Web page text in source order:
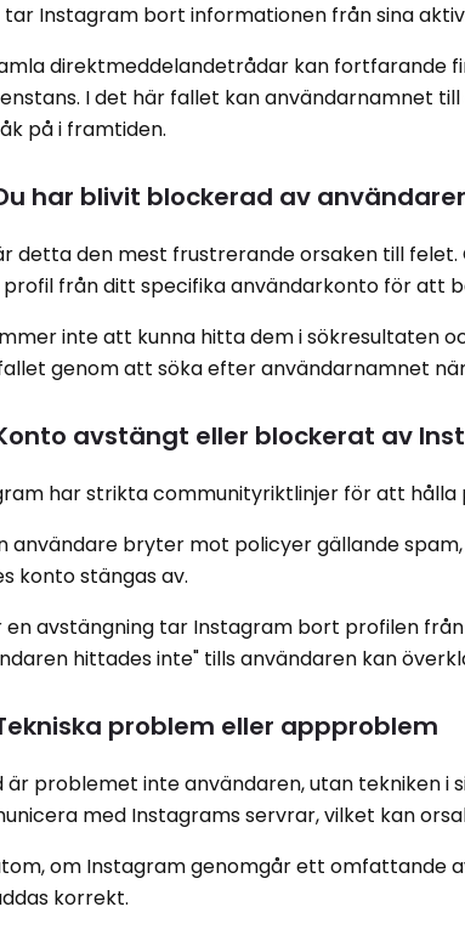
Instagram bort informationen från sina
direktmeddelandetrådar kan fortfarande
I det här fallet kan användarnamnet
på i framtiden.
har blivit blockerad av
detta den mest frustrerande orsaken till
profil från ditt specifika användarkonto för att
inte att kunna hitta dem i sökresultaten
genom att söka efter användarnamnet
avstängt eller blockerat av
har strikta communityriktlinjer för att
användare bryter mot policyer gällande
konto stängas av.
en avstängning tar Instagram bort profilen
hittades inte" tills användaren kan
problem eller appproblem
är problemet inte användaren, utan tekniken i
med Instagrams servrar, vilket kan
om Instagram genomgår ett omfattande
korrekt.